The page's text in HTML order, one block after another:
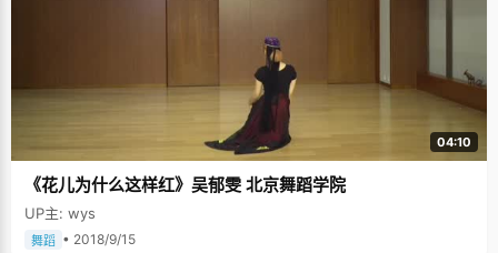
04:10
《花儿为什么这样红》吴郁雯 北京舞蹈学院
UP主: wys
舞蹈 • 2018/9/15